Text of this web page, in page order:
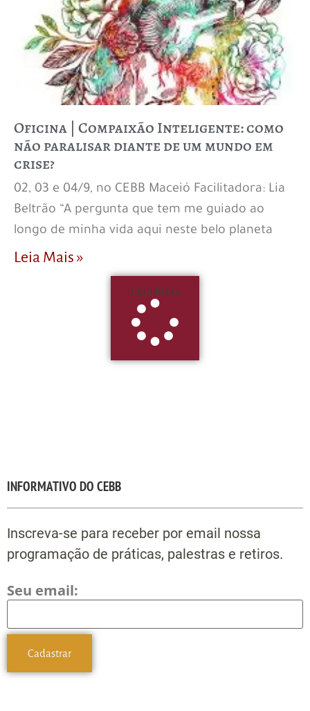
Oficina | Compaixão Inteligente: como
não paralisar diante de um mundo em
crise?
02, 03 e 04/9, no CEBB Maceió Facilitadora: Lia
Beltrão “A pergunta que tem me guiado ao
longo de minha vida aqui neste belo planeta
Leia Mais »
Leia Mais
INFORMATIVO DO CEBB
Inscreva-se para receber por email nossa
programação de práticas, palestras e retiros.
Seu email: